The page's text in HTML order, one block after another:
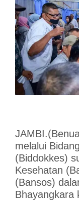
melalui
(Biddokkes)
Kesehatan
(Bansos)
Bhayangkara